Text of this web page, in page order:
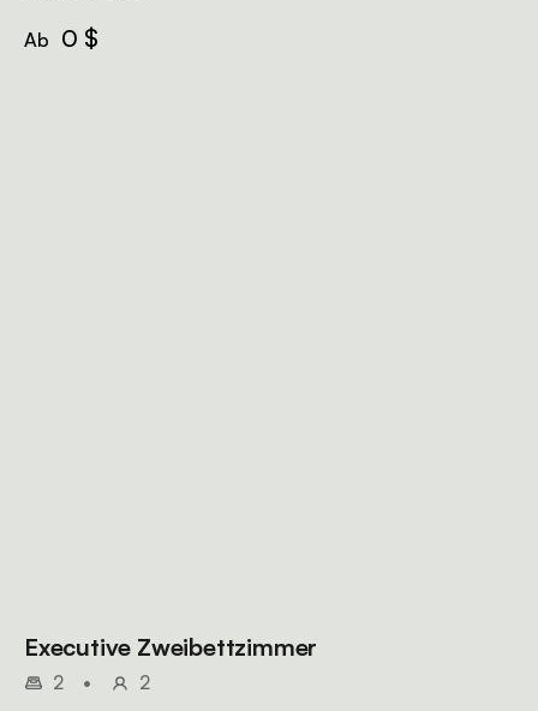
verfügbar
Ab 0 $
Executive Zweibettzimmer
2 •
2